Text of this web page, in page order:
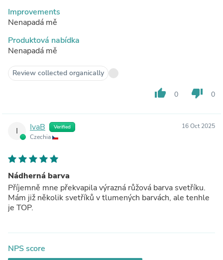
Improvements
Nenapadá mě
Produktová nabídka
Nenapadá mě
Review collected organically
thumb_up 0 thumb_down 0
I IvaB Verified
Czechia
16 Oct 2025
Nádherná barva
Příjemně mne překvapila výrazná růžová barva svetříku.
Mám již několik svetříků v tlumených barvách, ale tenhle
je TOP.
NPS score